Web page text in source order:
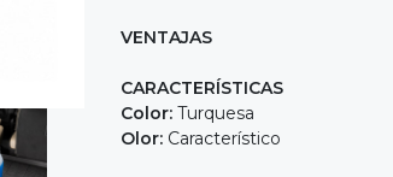
VENTAJAS
CARACTERÍSTICAS
Color: Turquesa
Olor: Característico